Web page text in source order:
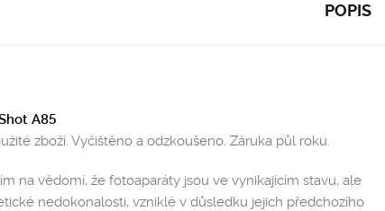
POPIS
A85
zboží. Vyčištěno a odzkoušeno. Záruka půl roku.
na vědomí, že fotoaparáty jsou ve vynikajícím stavu, ale
nedokonalosti, vzniklé v důsledku jejich předchozího